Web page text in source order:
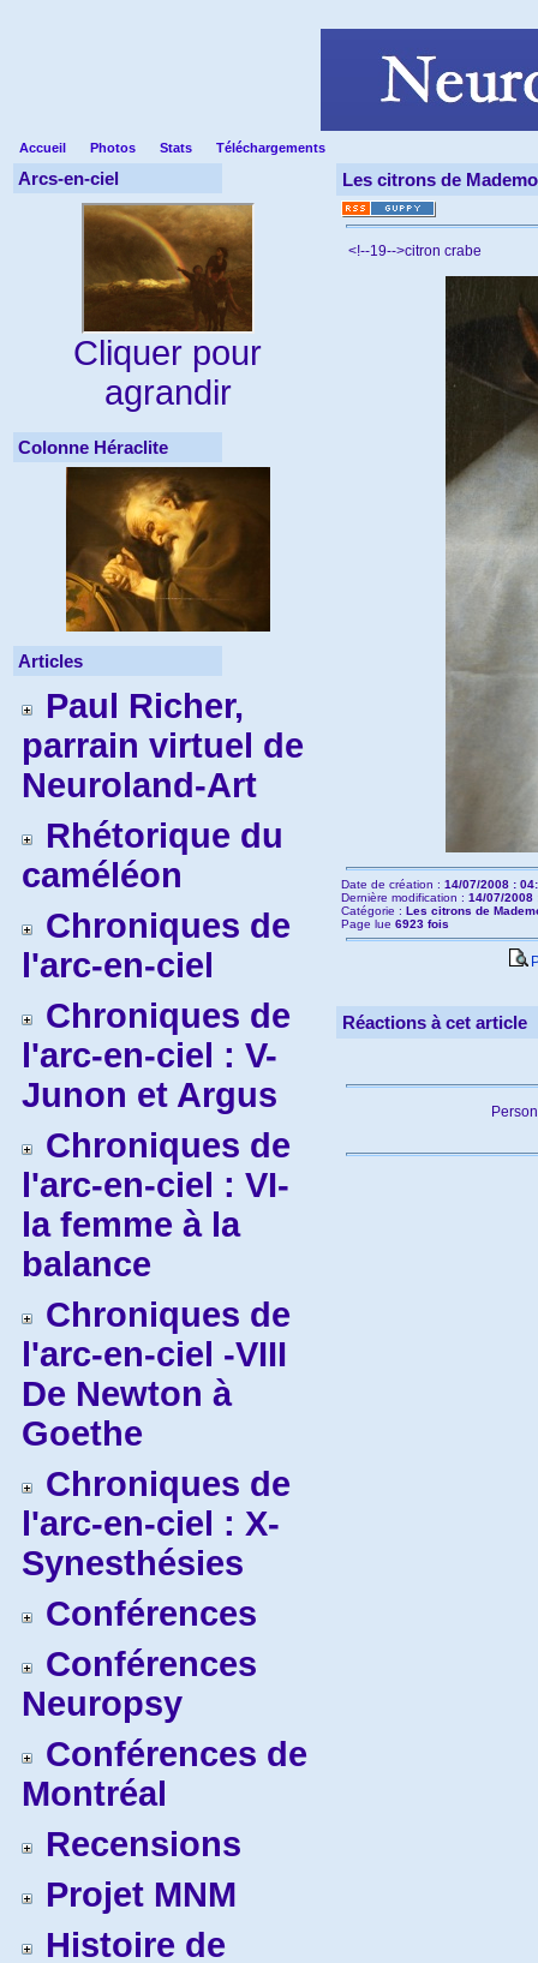
Accueil Photos Stats Téléchargements
Arcs-en-ciel
Cliquer pour
agrandir
Colonne Héraclite
Articles
Paul Richer,
parrain virtuel de
Neuroland-Art
Rhétorique du
caméléon
Chroniques de
l'arc-en-ciel
Chroniques de
l'arc-en-ciel : V-
Junon et Argus
Chroniques de
l'arc-en-ciel : VI-
la femme à la
balance
Chroniques de
l'arc-en-ciel -VIII
De Newton à
Goethe
Chroniques de
l'arc-en-ciel : X-
Synesthésies
Conférences
Conférences
Neuropsy
Conférences de
Montréal
Recensions
Projet MNM
Histoire de
Les citrons de
<!--19-->citron crabe
Date de création : 14/07/2008 :
Dernière modification : 14/07/2008
Catégorie : Les citrons de
Page lue 6923 fois
Réactions à cet article